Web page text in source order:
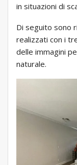
in situazioni di
Di seguito sono
realizzati con i
delle immagini
naturale.